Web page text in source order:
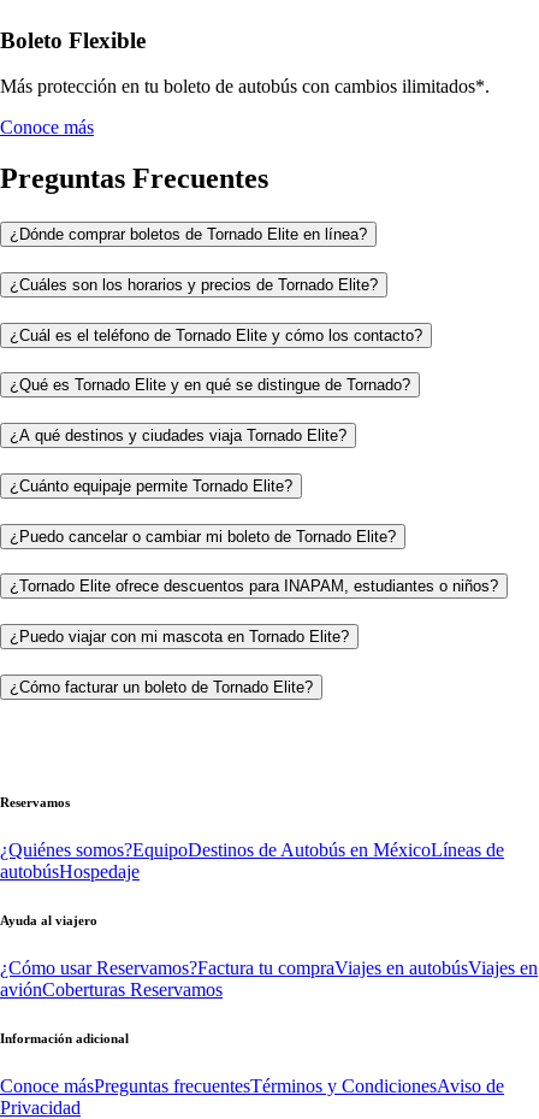
Boleto Flexible
Más protección en tu boleto de autobús con cambios ilimitados*.
Conoce más
Preguntas Frecuentes
¿Dónde comprar boletos de Tornado Elite en línea?
¿Cuáles son los horarios y precios de Tornado Elite?
¿Cuál es el teléfono de Tornado Elite y cómo los contacto?
¿Qué es Tornado Elite y en qué se distingue de Tornado?
¿A qué destinos y ciudades viaja Tornado Elite?
¿Cuánto equipaje permite Tornado Elite?
¿Puedo cancelar o cambiar mi boleto de Tornado Elite?
¿Tornado Elite ofrece descuentos para INAPAM, estudiantes o niños?
¿Puedo viajar con mi mascota en Tornado Elite?
¿Cómo facturar un boleto de Tornado Elite?
Reservamos
¿Quiénes somos?EquipoDestinos de Autobús en MéxicoLíneas de
autobúsHospedaje
Ayuda al viajero
¿Cómo usar Reservamos?Factura tu compraViajes en autobúsViajes en
aviónCoberturas Reservamos
Información adicional
Conoce másPreguntas frecuentesTérminos y CondicionesAviso de
Privacidad